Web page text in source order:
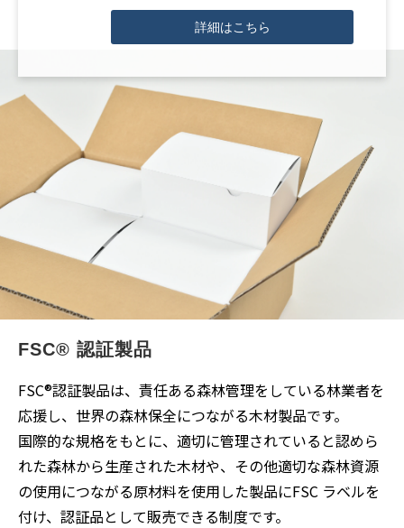
詳細はこちら
FSC® 認証製品
FSC®認証製品は、責任ある森林管理をしている林業者を
応援し、世界の森林保全につながる木材製品です。
国際的な規格をもとに、適切に管理されていると認めら
れた森林から生産された木材や、その他適切な森林資源
の使用につながる原材料を使用した製品にFSC ラベルを
付け、認証品として販売できる制度です。